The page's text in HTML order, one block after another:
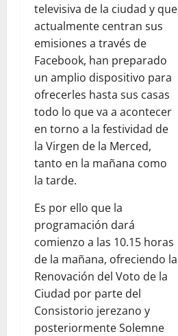
televisiva de la ciudad y que
actualmente centran sus
emisiones a través de
Facebook, han preparado
un amplio dispositivo para
ofrecerles hasta sus casas
todo lo que va a acontecer
en torno a la festividad de
la Virgen de la Merced,
tanto en la mañana como
la tarde.
Es por ello que la
programación dará
comienzo a las 10.15 horas
de la mañana, ofreciendo la
Renovación del Voto de la
Ciudad por parte del
Consistorio jerezano y
posteriormente Solemne